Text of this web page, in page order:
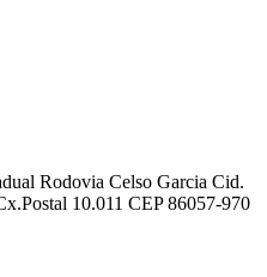
Rodovia Celso Garcia Cid.
10.011 CEP 86057-970